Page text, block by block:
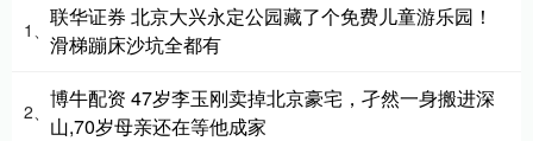
1、
联华证券 北京大兴永定公园藏了个免费儿童游乐园！
滑梯蹦床沙坑全都有
2、
博牛配资 47岁李玉刚卖掉北京豪宅，孑然一身搬进深
山,70岁母亲还在等他成家